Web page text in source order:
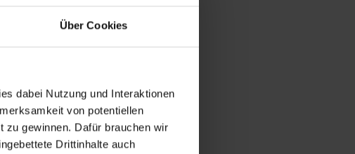
Über Cookies
dabei Nutzung und Interaktionen
von potentiellen
zu gewinnen. Dafür brauchen wir
Drittinhalte auch